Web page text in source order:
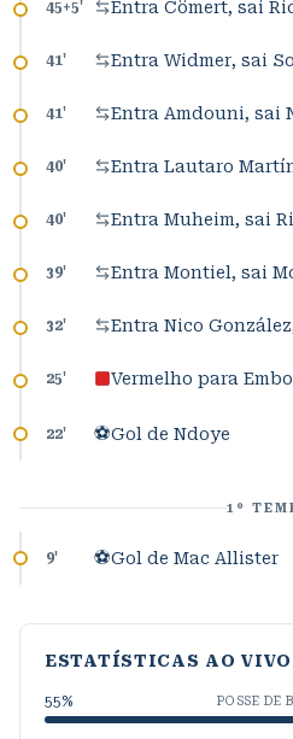
45+5' Entra Cömert, sai
41' Entra Widmer, sai
41' Entra Amdouni, sai
40' Entra Lautaro
40' Entra Muheim, sai
39' Entra Montiel, sai
32' Entra Nico
25' Vermelho para
22' ⚽Gol de Ndoye
1º
9' ⚽Gol de Mac Allister
ESTATÍSTICAS AO VIVO
55% POSSE DE